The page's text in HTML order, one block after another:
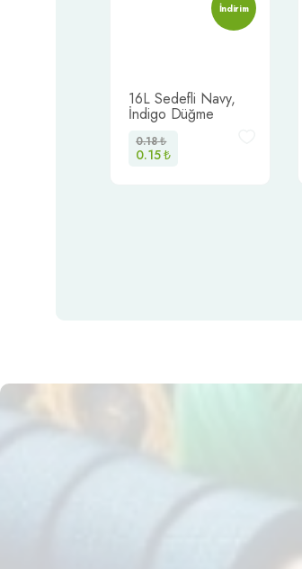
İndirim
16L Sedefli Navy,
İndigo Düğme
0.18 ₺
0.15₺